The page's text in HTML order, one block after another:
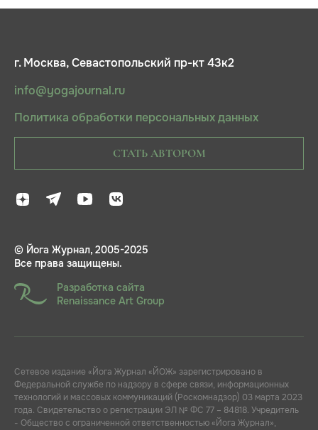
г. Москва, Севастопольский пр-кт 43к2
info@yogajournal.ru
Политика обработки персональных данных
СТАТЬ АВТОРОМ
© Йога Журнал, 2005-2025
Все права защищены.
Разработка сайта
Renaissance Art Group
Сетевое издание «Йога Журнал «ЙОЖ» зарегистрировано в
Федеральной службе по надзору в сфере связи, информационных
технологий и массовых коммуникаций (Роскомнадзор) 03 марта 2023
года. Свидетельство о регистрации ЭЛ № ФС 77 – 84818. Учредитель
- Общество с ограниченной ответственностью «Йога Журнал»,